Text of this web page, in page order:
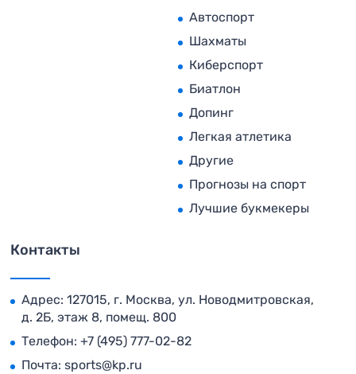
Автоспорт
Шахматы
Киберспорт
Биатлон
Допинг
Легкая атлетика
Другие
Прогнозы на спорт
Лучшие букмекеры
Контакты
Адрес: 127015, г. Москва, ул. Новодмитровская,
д. 2Б, этаж 8, помещ. 800
Телефон: +7 (495) 777-02-82
Почта: sports@kp.ru